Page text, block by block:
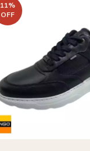
11%
OFF